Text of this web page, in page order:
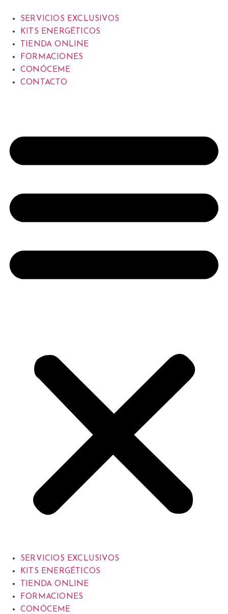
SERVICIOS EXCLUSIVOS
KITS ENERGÉTICOS
TIENDA ONLINE
FORMACIONES
CONÓCEME
CONTACTO
SERVICIOS EXCLUSIVOS
KITS ENERGÉTICOS
TIENDA ONLINE
FORMACIONES
CONÓCEME